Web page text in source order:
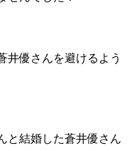
井優さんを避けるよう
と結婚した蒼井優さん